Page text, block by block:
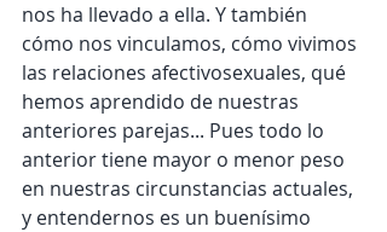
nos ha llevado a ella. Y también
cómo nos vinculamos, cómo vivimos
las relaciones afectivosexuales, qué
hemos aprendido de nuestras
anteriores parejas... Pues todo lo
anterior tiene mayor o menor peso
en nuestras circunstancias actuales,
y entendernos es un buenísimo